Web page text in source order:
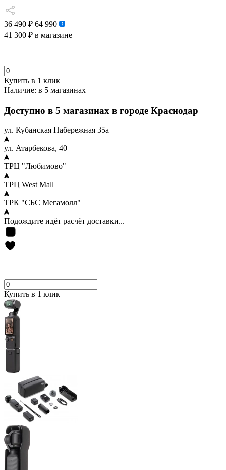
36 490 ₽ 64 990
41 300 ₽ в магазине
Купить в 1 клик
Наличие: в 5 магазинах
Доступно в 5 магазинах в городе Краснодар
ул. Кубанская Набережная 35а
ул. Атарбекова, 40
ТРЦ "Любимово"
ТРЦ West Mall
ТРК "СБС Мегамолл"
Подождите идёт расчёт доставки...
Купить в 1 клик